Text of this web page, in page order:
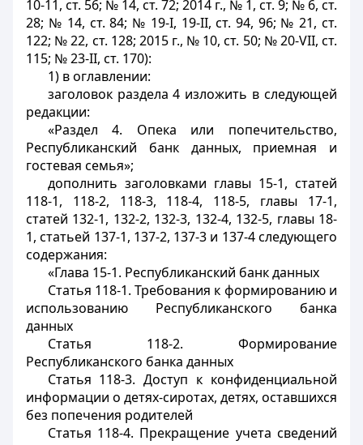
10-11, ст. 56; № 14, ст. 72; 2014 г., № 1, ст. 9; № 6, ст.
28; № 14, ст. 84; № 19-I, 19-II, ст. 94, 96; № 21, ст.
122; № 22, ст. 128; 2015 г., № 10, ст. 50; № 20-VII, ст.
115; № 23-II, ст. 170):
1) в оглавлении:
заголовок раздела 4 изложить в следующей
редакции:
«Раздел 4. Опека или попечительство,
Республиканский банк данных, приемная и
гостевая семья»;
дополнить заголовками главы 15-1, статей
118-1, 118-2, 118-3, 118-4, 118-5, главы 17-1,
статей 132-1, 132-2, 132-3, 132-4, 132-5, главы 18-
1, статьей 137-1, 137-2, 137-3 и 137-4 следующего
содержания:
«Глава 15-1. Республиканский банк данных
Статья 118-1. Требования к формированию и
использованию Республиканского банка
данных
Статья 118-2. Формирование
Республиканского банка данных
Статья 118-3. Доступ к конфиденциальной
информации о детях-сиротах, детях, оставшихся
без попечения родителей
Статья 118-4. Прекращение учета сведений